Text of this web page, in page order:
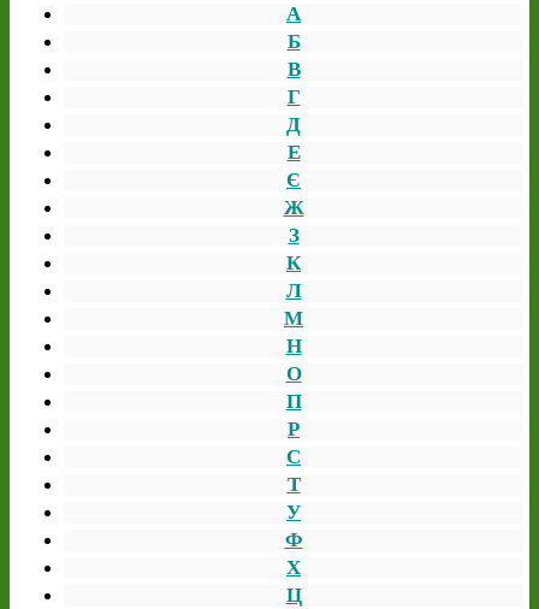
А
Б
В
Г
Д
Е
Є
Ж
З
К
Л
М
Н
О
П
Р
С
Т
У
Ф
Х
Ц